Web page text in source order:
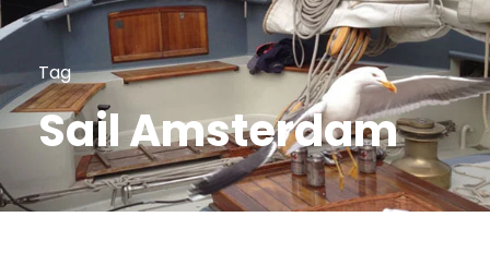
Tag
Sail Amsterdam